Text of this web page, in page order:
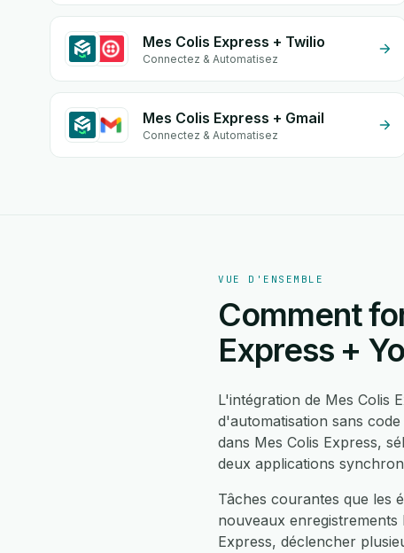
Mes Colis Express + Twilio
Connectez & Automatisez
Mes Colis Express + Gmail
Connectez & Automatisez
VUE D'ENSEMBLE
Comment
Express +
L'intégration de Mes Colis
d'automatisation sans
dans Mes Colis Express,
deux applications
Tâches courantes que les
nouveaux enregistrements
Express, déclencher